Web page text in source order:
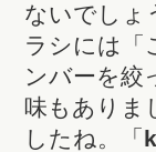
ないでしょ
ラシには「
ンバーを絞
味もありま
したね。「